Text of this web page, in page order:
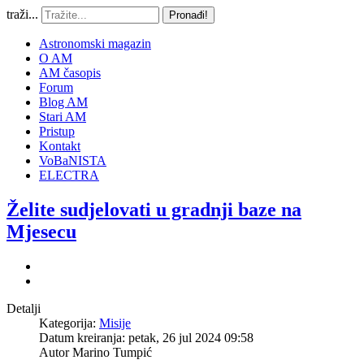
traži... Pronađi!
Astronomski magazin
O AM
AM časopis
Forum
Blog AM
Stari AM
Pristup
Kontakt
VoBaNISTA
ELECTRA
Želite sudjelovati u gradnji baze na
Mjesecu
Detalji
Kategorija: Misije
Datum kreiranja: petak, 26 jul 2024 09:58
AutorMarino Tumpić